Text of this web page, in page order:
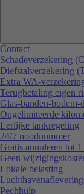
Contact
Schadeverzekering
Diefstalverzekering
Extra WA-
Terugbetaling eigen
Glas-banden-bodem-
Ongelimiteerde
Eerlijke tankregeling
24/7 noodnummer
Gratis annuleren tot
Geen
Lokale belasting
Pechhulp